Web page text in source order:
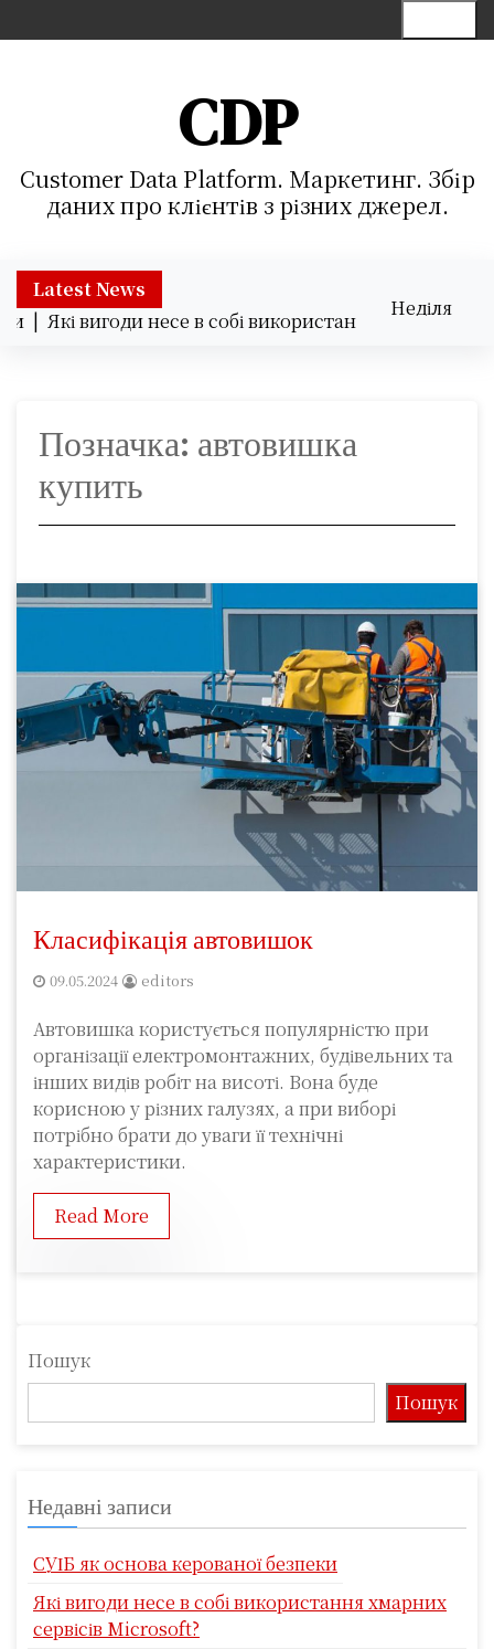
k
CDP
Customer Data Platform. Маркетинг. Збір
даних про клієнтів з різних джерел.
Latest News
|Які вигоди несе в собі використання хмарних
Неділя
Позначка: автовишка
купить
Класифікація автовишок
09.05.2024 editors
Автовишка користується популярністю при
організації електромонтажних, будівельних та
інших видів робіт на висоті. Вона буде
корисною у різних галузях, а при виборі
потрібно брати до уваги її технічні
характеристики.
Read More
Пошук
Пошук
Недавні записи
СУІБ як основа керованої безпеки
Які вигоди несе в собі використання хмарних
сервісів Microsoft?